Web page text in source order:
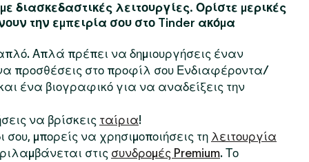
διασκεδαστικές λειτουργίες. Ορίστε μερικές
την εμπειρία σου στο Tinder ακόμα
Απλά πρέπει να δημιουργήσεις έναν
προσθέσεις στο προφίλ σου Ενδιαφέροντα/
ένα βιογραφικό για να αναδείξεις την
να βρίσκεις ταίρια!
σου, μπορείς να χρησιμοποιήσεις τη λειτουργία
στις συνδρομές Premium. Το